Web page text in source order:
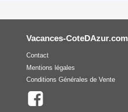
Vacances-CoteDAzur.com
Contact
Mentions légales
Conditions Générales de Vente